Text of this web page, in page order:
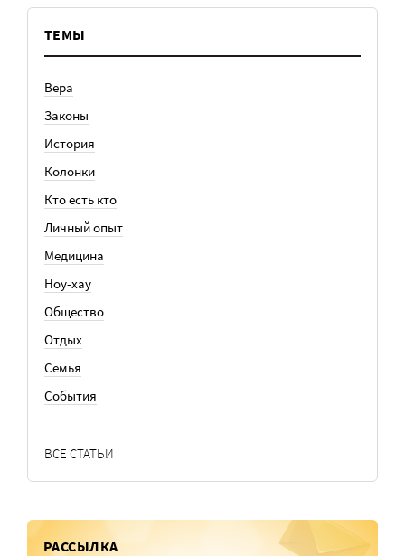
ТЕМЫ
Вера
Законы
История
Колонки
Кто есть кто
Личный опыт
Медицина
Ноу-хау
Общество
Отдых
Семья
События
ВСЕ СТАТЬИ
РАССЫЛКА